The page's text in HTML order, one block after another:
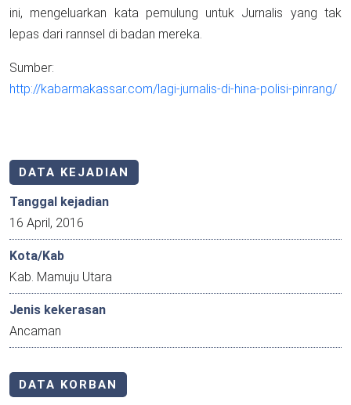
ini, mengeluarkan kata pemulung untuk Jurnalis yang tak
lepas dari rannsel di badan mereka.
Sumber:
http://kabarmakassar.com/lagi-jurnalis-di-hina-polisi-pinrang/
DATA KEJADIAN
Tanggal kejadian
16 April, 2016
Kota/Kab
Kab. Mamuju Utara
Jenis kekerasan
Ancaman
DATA KORBAN